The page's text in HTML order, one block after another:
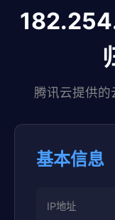
腾讯云提供的
基本信息
IP地址